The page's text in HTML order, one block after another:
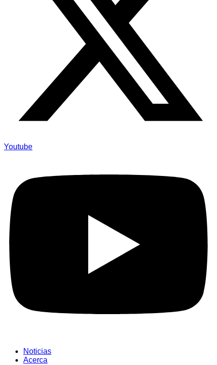
Youtube
Noticias
Acerca